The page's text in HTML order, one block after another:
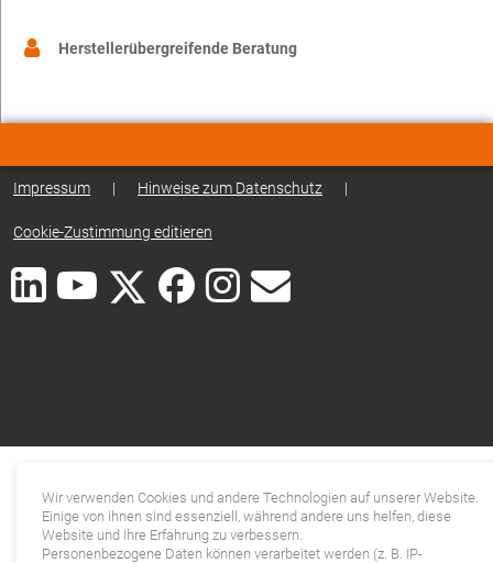
Herstellerübergreifende Beratung
Impressum | Hinweise zum Datenschutz |
Cookie-Zustimmung editieren
Wir verwenden Cookies und andere Technologien auf unserer Website.
Einige von ihnen sind essenziell, während andere uns helfen, diese
Website und Ihre Erfahrung zu verbessern.
Personenbezogene Daten können verarbeitet werden (z. B. IP-